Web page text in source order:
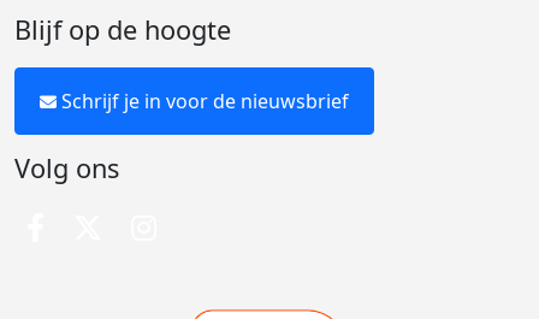
Blijf op de hoogte
Schrijf je in voor de nieuwsbrief
Volg ons